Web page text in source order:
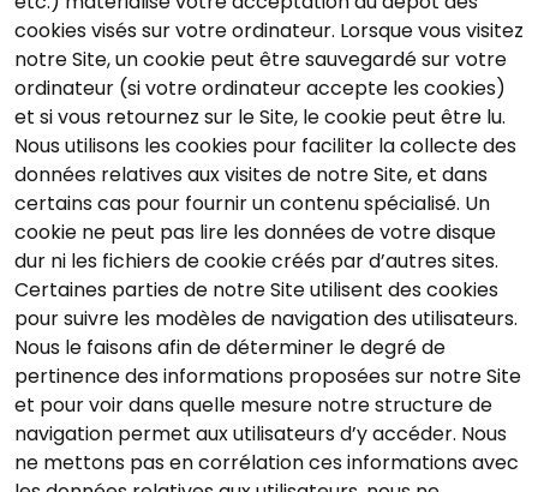
cookies visés sur votre ordinateur. Lorsque vous visitez
notre Site, un cookie peut être sauvegardé sur votre
ordinateur (si votre ordinateur accepte les cookies)
et si vous retournez sur le Site, le cookie peut être lu.
Nous utilisons les cookies pour faciliter la collecte des
données relatives aux visites de notre Site, et dans
certains cas pour fournir un contenu spécialisé. Un
cookie ne peut pas lire les données de votre disque
dur ni les fichiers de cookie créés par d’autres sites.
Certaines parties de notre Site utilisent des cookies
pour suivre les modèles de navigation des utilisateurs.
Nous le faisons afin de déterminer le degré de
pertinence des informations proposées sur notre Site
et pour voir dans quelle mesure notre structure de
navigation permet aux utilisateurs d’y accéder. Nous
ne mettons pas en corrélation ces informations avec